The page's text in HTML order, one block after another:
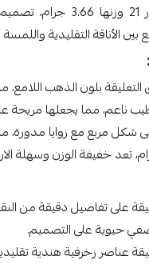
تعليقة هندية ذهب
الأناقة التقليدية
التعليقة بلون الذهب
ناعم، مما يجعلها مريحة
شكل مربع مع زوايا مدورة،
على تفاصيل دقيقة من
حيوية على التصميم.
عناصر زخرفية هندية